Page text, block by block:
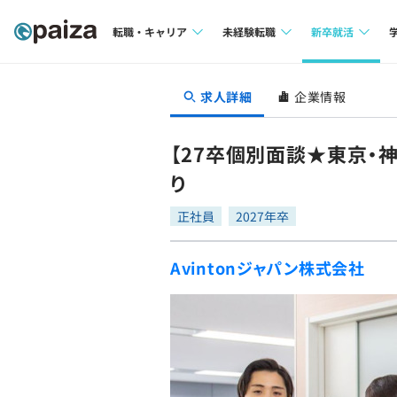
転職・キャリア
転職成功ガイド
未経験転職
求人検索
転職成功ガイド
新卒就活
本選考
インターン
インタビュー
就活成功ガイド
求人詳細 企業情報
【27卒個別面談★東京・
り
正社員 2027年卒
Avintonジャパン株式会社